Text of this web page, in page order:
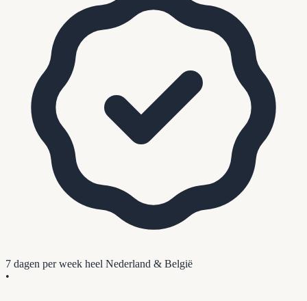
7 dagen per week heel Nederland & België
•